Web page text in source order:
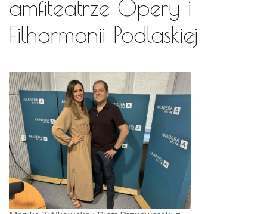
amfiteatrze Opery i
Filharmonii Podlaskiej